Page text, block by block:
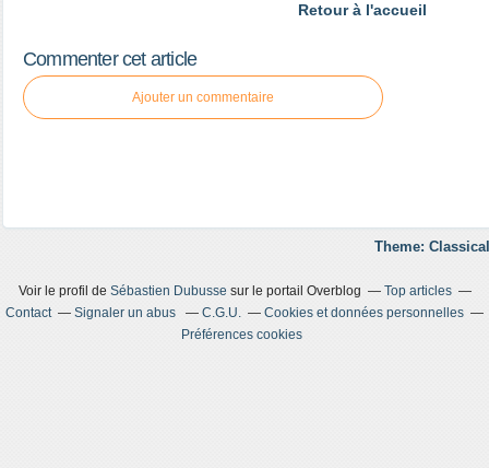
Retour à l'accueil
Commenter cet article
Ajouter un commentaire
Theme:
Voir le profil de Sébastien Dubusse sur le portail Overblog
Top articles
Contact
Signaler un abus C.G.U.
Cookies et données personnelles
Préférences cookies